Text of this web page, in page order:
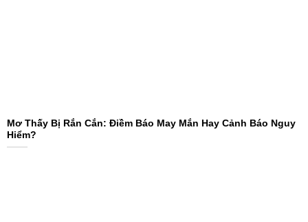
Mơ Thấy Bị Rắn Cắn: Điềm Báo May Mắn Hay Cảnh Báo Nguy
Hiểm?